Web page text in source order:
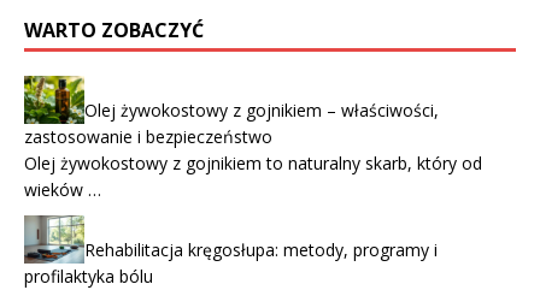
WARTO ZOBACZYĆ
Olej żywokostowy z gojnikiem – właściwości,
zastosowanie i bezpieczeństwo
Olej żywokostowy z gojnikiem to naturalny skarb, który od
wieków …
Rehabilitacja kręgosłupa: metody, programy i
profilaktyka bólu